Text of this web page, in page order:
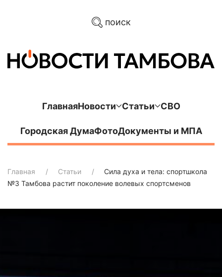
поиск
ГлавнаяНовости Статьи СВО
Городская ДумаФотоДокументы и МПА
Главная Статьи
Сила духа и тела: спортшкола
№3 Тамбова растит поколение волевых спортсменов